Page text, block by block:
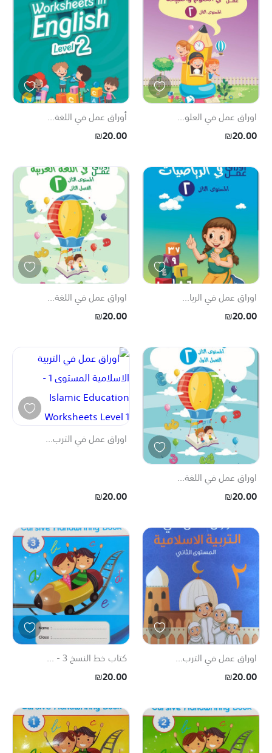
اوراق عمل في العلو...
₪20.00
أوراق عمل في اللغة...
₪20.00
اوراق عمل في الريا...
₪20.00
اوراق عمل في اللغة...
₪20.00
اوراق عمل في اللغة...
₪20.00
اوراق عمل في الترب...
₪20.00
اوراق عمل في الترب...
₪20.00
كتاب خط النسخ 3 - ...
₪20.00